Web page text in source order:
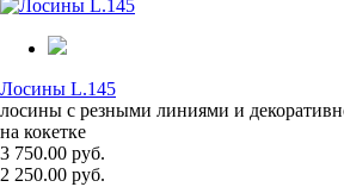
Лосины L.145
лосины с резными линиями и
на кокетке
3 750.00 руб.
2 250.00 руб.